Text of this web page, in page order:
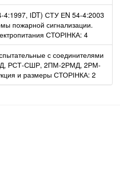
ІDT) СТУ ЕN 54-4:2003
пожарной сигнализации.
СТОРІНКА: 4
с соединителями
РСТ-СШР, 2ПМ-2РМД, 2РМ-
и размеры СТОРІНКА: 2